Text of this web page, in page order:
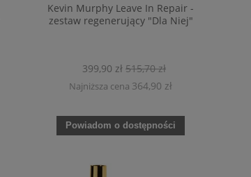
Kevin Murphy Leave In Repair -
zestaw regenerujący "Dla Niej"
399,90 zł 515,70 zł
Najniższa cena 364,90 zł
Powiadom o dostępności